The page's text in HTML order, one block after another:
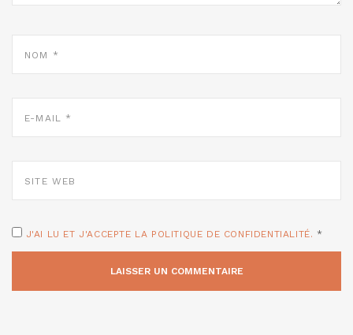
MAIL
WEB
J'AI LU ET J'ACCEPTE LA POLITIQUE DE CONFIDENTIALITÉ. *